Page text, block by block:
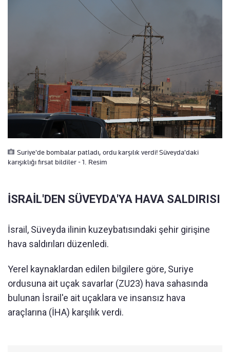
Suriye'de bombalar patladı, ordu karşılık verdi! Süveyda'daki
karışıklığı fırsat bildiler - 1. Resim
İSRAİL'DEN SÜVEYDA'YA HAVA SALDIRISI
İsrail, Süveyda ilinin kuzeybatısındaki şehir girişine
hava saldırıları düzenledi.
Yerel kaynaklardan edilen bilgilere göre, Suriye
ordusuna ait uçak savarlar (ZU23) hava sahasında
bulunan İsrail'e ait uçaklara ve insansız hava
araçlarına (İHA) karşılık verdi.